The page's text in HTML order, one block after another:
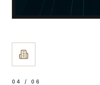
04 / 06